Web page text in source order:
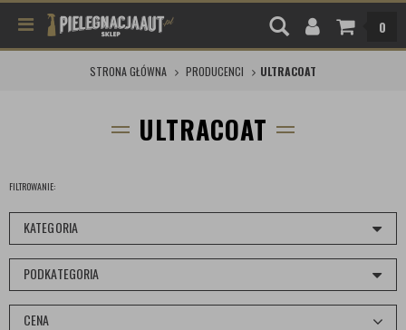
0
STRONA GŁÓWNA PRODUCENCI ULTRACOAT
ULTRACOAT
FILTROWANIE:
KATEGORIA
PODKATEGORIA
CENA